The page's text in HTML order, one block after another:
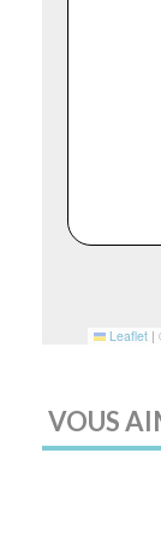
Leaflet |
VOUS